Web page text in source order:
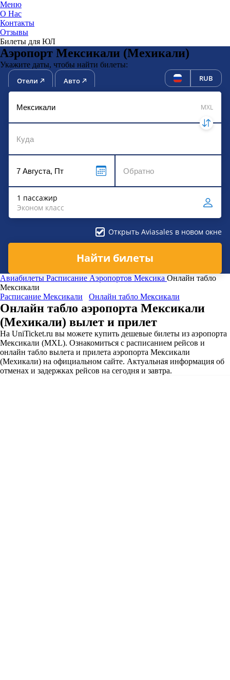
Меню
О Нас
Контакты
Отзывы
Билеты для ЮЛ
Аэропорт Мексикали (Мехикали)
Укажите даты, чтобы найти билеты:
Отели Авто RUB
MXL
1 пассажир
Эконом класс
Открыть Aviasales в новом окне
Найти билеты
Авиабилеты Расписание Аэропортов Мексика Онлайн табло
Мексикали
Расписание Мексикали
Онлайн табло Мексикали
Онлайн табло аэропорта Мексикали
(Мехикали) вылет и прилет
На UniTicket.ru вы можете купить дешевые билеты из аэропорта
Мексикали (MXL). Ознакомиться с расписанием рейсов и
онлайн табло вылета и прилета аэропорта Мексикали
(Мехикали) на официальном сайте. Актуальная информация об
отменах и задержках рейсов на сегодня и завтра.